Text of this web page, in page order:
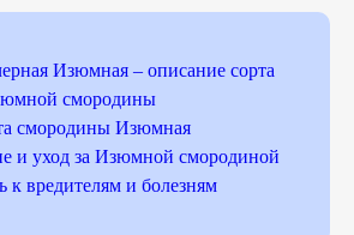
Изюмная – описание сорта
смородины
смородины Изюмная
и уход за Изюмной смородиной
к вредителям и болезням